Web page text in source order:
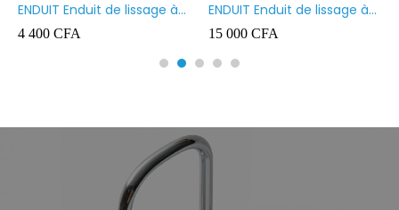
ENDUIT Enduit de lissage à
base d’émulsion en phase
aqueuse 5kg
4 400 CFA
ENDUIT Enduit de lissage à
base d’émulsion en phase
aqueuse 20kg
15 000 CFA